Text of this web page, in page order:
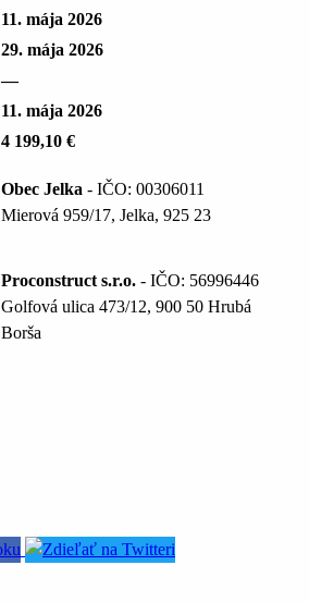
11. mája 2026
29. mája 2026
—
11. mája 2026
4 199,10 €
Obec Jelka - IČO: 00306011
Mierová 959/17, Jelka, 925 23
Proconstruct s.r.o. - IČO: 56996446
Golfová ulica 473/12, 900 50 Hrubá
Borša